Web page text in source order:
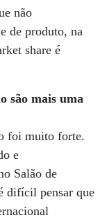
não
de produto, na
share é
são mais uma
foi muito forte.
e
Salão de
difícil pensar que